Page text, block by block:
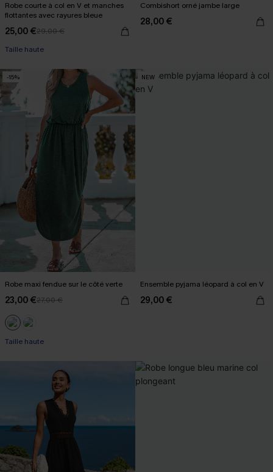
Robe courte à col en V et manches
flottantes avec rayures bleue
25,00 €29,00 €
Taille haute
Combishort orné jambe large
28,00 €
-15%
Robe maxi fendue sur le côté verte
23,00 €27,00 €
Taille haute
NEW
Ensemble pyjama léopard à col en V
29,00 €